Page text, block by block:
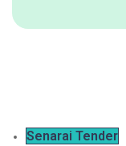
Senarai Tender